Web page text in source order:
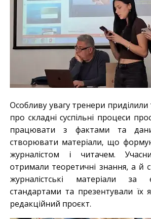
Особливу увагу тренери приділили
про складні суспільні процеси
працювати з фактами та
створювати матеріали, що
журналістом і читачем.
отримали теоретичні знання, а й
журналістські матеріали за
стандартами та презентували їх
редакційний проєкт.